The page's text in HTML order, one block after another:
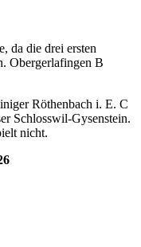
da die drei ersten
Obergerlafingen B
Röthenbach i. E. C
Schlosswil-Gysenstein.
nicht.